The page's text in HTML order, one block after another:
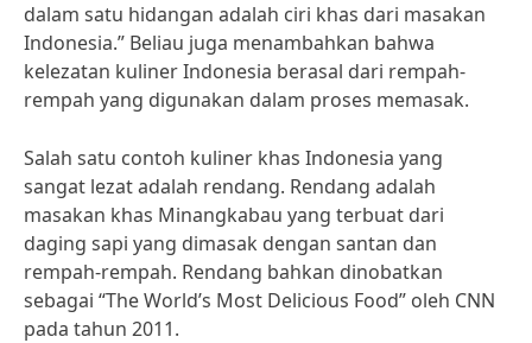
dalam satu hidangan adalah ciri khas dari masakan
Indonesia.” Beliau juga menambahkan bahwa
kelezatan kuliner Indonesia berasal dari rempah-
rempah yang digunakan dalam proses memasak.
Salah satu contoh kuliner khas Indonesia yang
sangat lezat adalah rendang. Rendang adalah
masakan khas Minangkabau yang terbuat dari
daging sapi yang dimasak dengan santan dan
rempah-rempah. Rendang bahkan dinobatkan
sebagai “The World’s Most Delicious Food” oleh CNN
pada tahun 2011.